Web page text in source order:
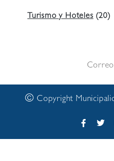
Turismo y Hoteles (20)
Correo
© Copyright